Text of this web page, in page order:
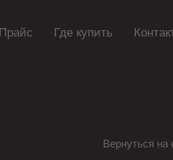
Прайс Где купить
Вернуться на